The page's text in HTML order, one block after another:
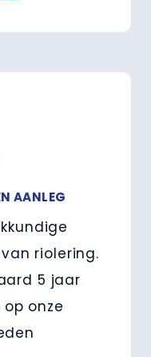
AANLEG
riolering.
5 jaar
onze